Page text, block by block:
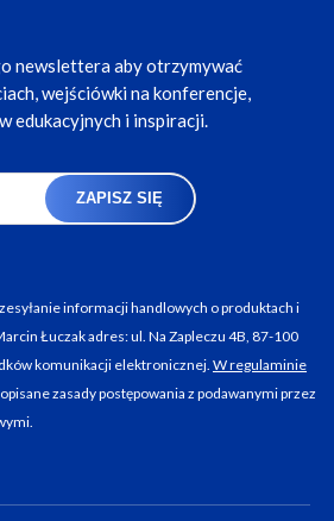
newslettera aby otrzymywać
wejściówki na konferencje,
edukacyjnych i inspiracji.
ZAPISZ SIĘ
informacji handlowych o produktach i
Łuczak adres: ul. Na Zapleczu 4B, 87-100
komunikacji elektronicznej. W regulaminie
zasady postępowania z podawanymi przez